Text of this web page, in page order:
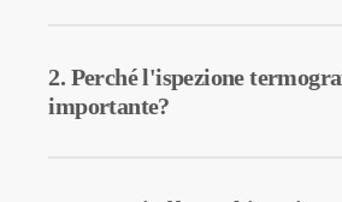
solari. Questo tipo di ispezione consente di
potenziali guasti in anticipo e di eseguire
2. Perché l'ispezione
importante?